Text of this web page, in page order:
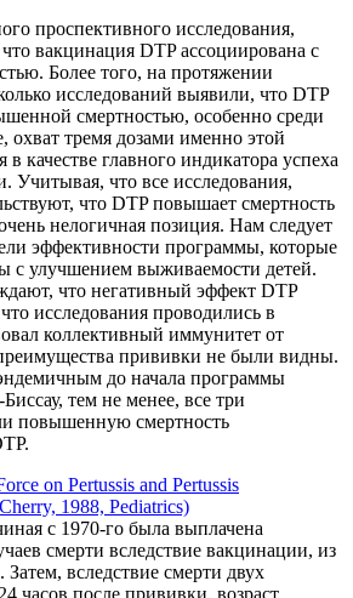
проспективного исследования,
вакцинация DTP ассоциирована с
Более того, на протяжении
исследований выявили, что DTP
смертностью, особенно среди
охват тремя дозами именно этой
в качестве главного индикатора успеха
Учитывая, что все исследования,
что DTP повышает смертность
нелогичная позиция. Нам следует
эффективности программы, которые
с улучшением выживаемости детей.
что негативный эффект DTP
исследования проводились в
коллективный иммунитет от
прививки не были видны.
до начала программы
тем не менее, все три
повышенную смертность
on Pertussis and Pertussis
1988, Pediatrics)
с 1970-го была выплачена
смерти вследствие вакцинации, из
вследствие смерти двух